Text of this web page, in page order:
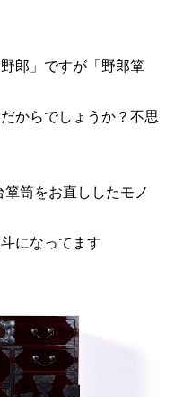
郎」ですが「野郎箪
からでしょうか？不思
笥をお直ししたモノ
になってます